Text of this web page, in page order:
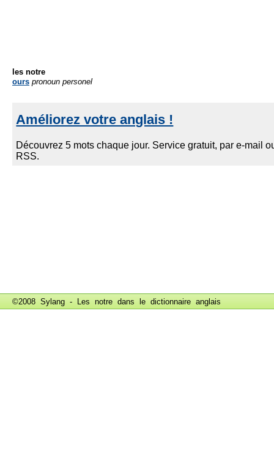
les notre
ours pronoun personel
©2008 Sylang - Les notre dans le dictionnaire anglais